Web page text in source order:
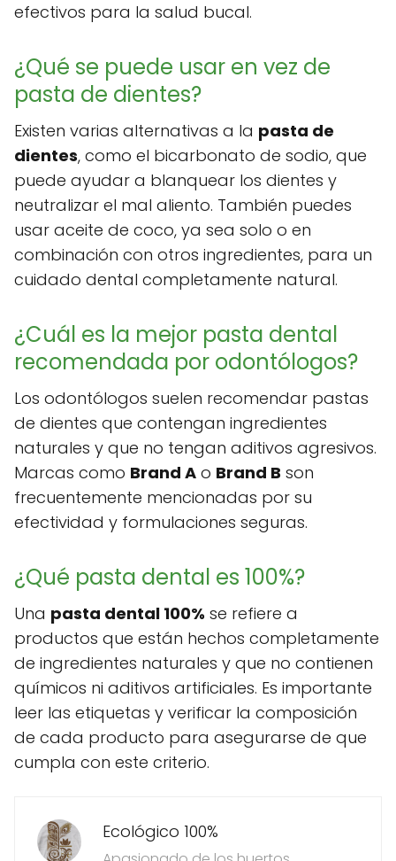
efectivos para la salud bucal.
¿Qué se puede usar en vez de
pasta de dientes?
Existen varias alternativas a la pasta de
dientes, como el bicarbonato de sodio, que
puede ayudar a blanquear los dientes y
neutralizar el mal aliento. También puedes
usar aceite de coco, ya sea solo o en
combinación con otros ingredientes, para un
cuidado dental completamente natural.
¿Cuál es la mejor pasta dental
recomendada por odontólogos?
Los odontólogos suelen recomendar pastas
de dientes que contengan ingredientes
naturales y que no tengan aditivos agresivos.
Marcas como Brand A o Brand B son
frecuentemente mencionadas por su
efectividad y formulaciones seguras.
¿Qué pasta dental es 100%?
Una pasta dental 100% se refiere a
productos que están hechos completamente
de ingredientes naturales y que no contienen
químicos ni aditivos artificiales. Es importante
leer las etiquetas y verificar la composición
de cada producto para asegurarse de que
cumpla con este criterio.
Ecológico 100%